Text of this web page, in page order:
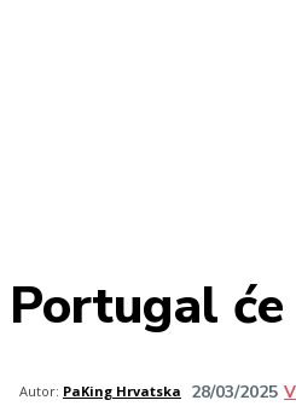
Portugal
Autor: PaKing Hrvatska 28/03/2025